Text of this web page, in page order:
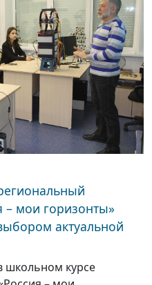
– мои горизонты»
актуальной
школьном курсе